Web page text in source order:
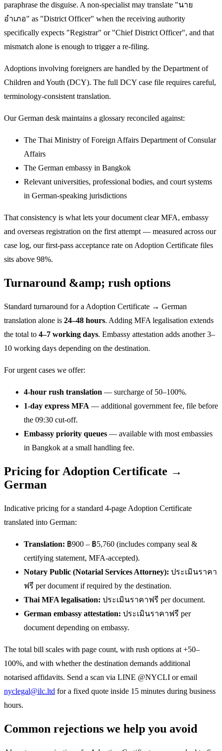
paraphrase the disguise. A non-specialist may translate "นาย
อำเภอ" as "District Officer" when the receiving authority
specifically expects "Registrar" or "Chief District Officer", and that
mismatch alone is enough to trigger a re-filing.
Adoptions involving foreigners are handled by the Department of
Children and Youth (DCY). The full DCY case file requires careful,
terminology-consistent translation.
Our German desk maintains a glossary reconciled against:
The Thai Ministry of Foreign Affairs Department of Consular
Affairs
The German embassy in Bangkok
Relevant universities, professional bodies, and court systems
in German-speaking jurisdictions
That consistency is what lets your document clear MFA, embassy
and overseas registration on the first attempt — measured across our
case log, our first-pass acceptance rate on Adoption Certificate files
sits above 98%.
Turnaround &amp; rush options
Standard turnaround for a Adoption Certificate → German
translation alone is 24–48 hours. Adding MFA legalisation extends
the total to 4–7 working days. Embassy attestation adds another 3–
10 working days depending on the destination.
For urgent cases we offer:
4-hour rush translation — surcharge of 50–100%.
1-day express MFA — additional government fee, file before
the 09:30 cut-off.
Embassy priority queues — available with most embassies
in Bangkok at a small handling fee.
Pricing for Adoption Certificate →
German
Indicative pricing for a standard 4-page Adoption Certificate
translated into German:
Translation: ฿900 – ฿5,760 (includes company seal &
certifying statement, MFA-accepted).
Notary Public (Notarial Services Attorney): ประเมินราคา
ฟรี per document if required by the destination.
Thai MFA legalisation: ประเมินราคาฟรี per document.
German embassy attestation: ประเมินราคาฟรี per
document depending on embassy.
The total bill scales with page count, with rush options at +50–
100%, and with whether the destination demands additional
notarised affidavits. Send a scan via LINE @NYCLI or email
nyclegal@ilc.ltd for a fixed quote inside 15 minutes during business
hours.
Common rejections we help you avoid